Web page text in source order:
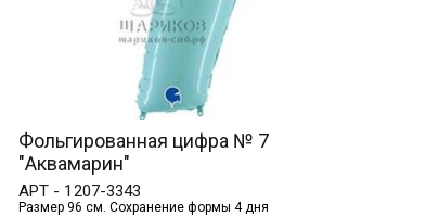
Фольгированная цифра № 7
"Аквамарин"
АРТ - 1207-3343
Размер 96 см. Сохранение формы 4 дня